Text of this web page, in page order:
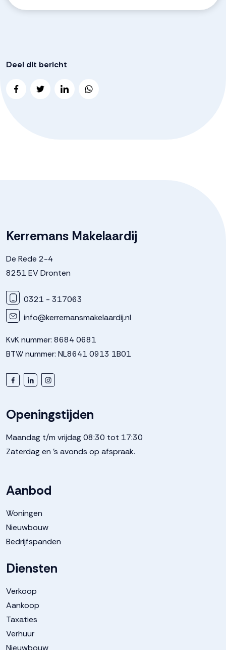
Deel dit bericht
Kerremans Makelaardij
De Rede 2-4
8251 EV Dronten
0321 - 317063
info@kerremansmakelaardij.nl
KvK nummer: 8684 0681
BTW nummer: NL8641 0913 1B01
Openingstijden
Maandag t/m vrijdag 08:30 tot 17:30
Zaterdag en 's avonds op afspraak.
Aanbod
Woningen
Nieuwbouw
Bedrijfspanden
Diensten
Verkoop
Aankoop
Taxaties
Verhuur
Nieuwbouw